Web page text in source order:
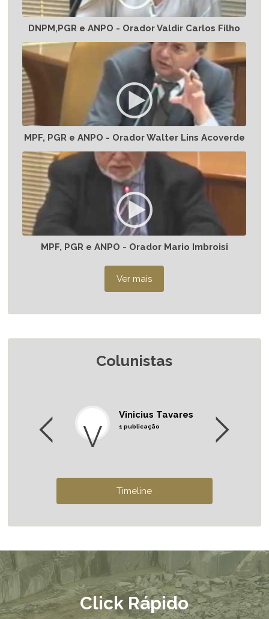
DNPM,PGR e ANPO - Orador Valdir Carlos Filho
MPF, PGR e ANPO - Orador Walter Lins Acoverde
MPF, PGR e ANPO - Orador Mario Imbroisi
Colunistas
Click Rápido